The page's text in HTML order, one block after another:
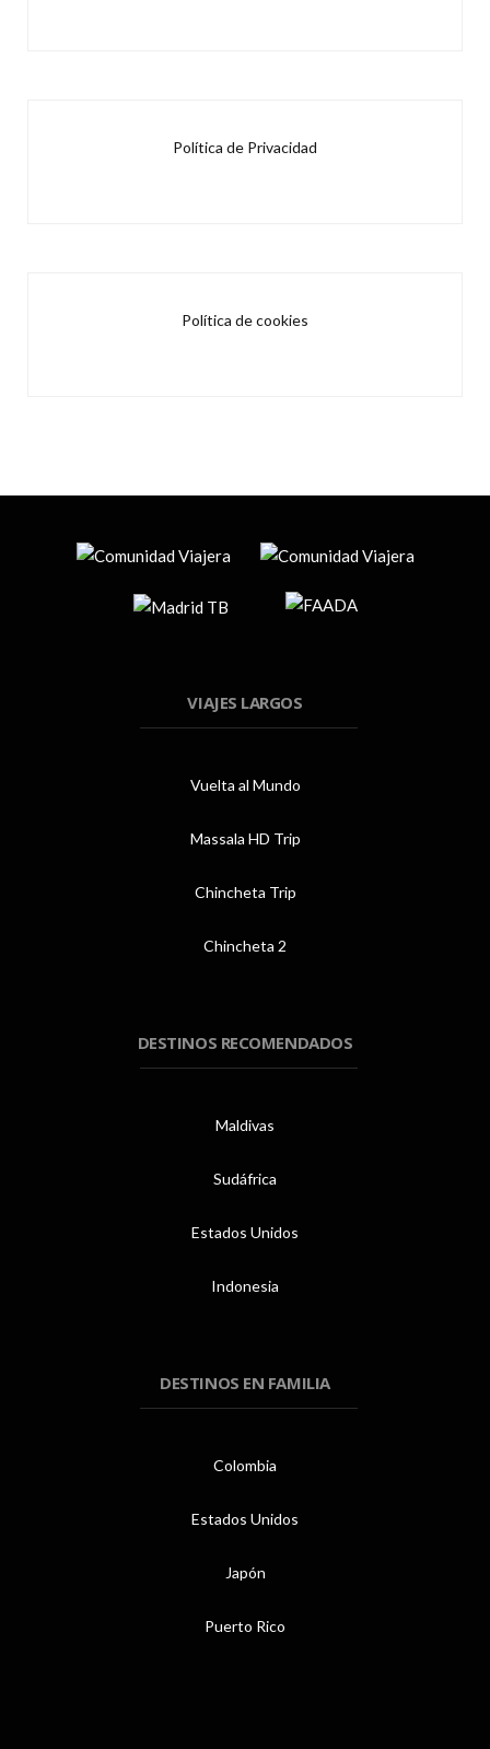
Política de Privacidad
Política de cookies
VIAJES LARGOS
Vuelta al Mundo
Massala HD Trip
Chincheta Trip
Chincheta 2
DESTINOS RECOMENDADOS
Maldivas
Sudáfrica
Estados Unidos
Indonesia
DESTINOS EN FAMILIA
Colombia
Estados Unidos
Japón
Puerto Rico